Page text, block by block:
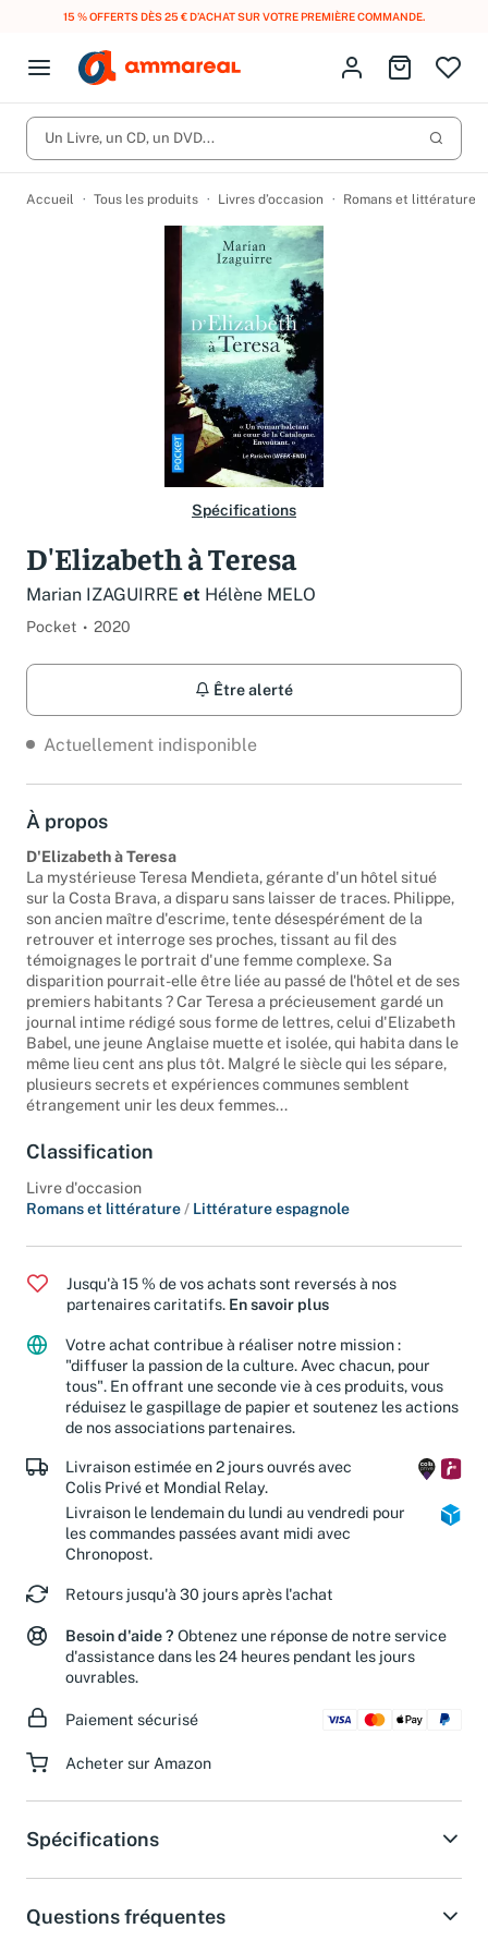
15 % OFFERTS DÈS 25 € D’ACHAT SUR VOTRE PREMIÈRE COMMANDE.
Open menu
Fermer le menu
CD d'occasion
DVD d'occasion
Lancer
Vous n'avez pas trouvé l'article que vous cherchiez ?
Activez les notifications dans votre compte pour être alerté dès
qu'il est en stock.
Créer une alerte
Identifiez-vous
Aller au
Un Livre, un CD, un DVD...
Accueil Tous les produits Livres d’occasion Romans et littérature
Spécifications
D'Elizabeth à Teresa
Marian IZAGUIRRE et Hélène MELO
Pocket 2020
Être alerté
Actuellement indisponible
À propos
D'Elizabeth à Teresa
La mystérieuse Teresa Mendieta, gérante d'un hôtel situé
sur la Costa Brava, a disparu sans laisser de traces. Philippe,
son ancien maître d'escrime, tente désespérément de la
retrouver et interroge ses proches, tissant au fil des
témoignages le portrait d'une femme complexe. Sa
disparition pourrait-elle être liée au passé de l'hôtel et de ses
premiers habitants ? Car Teresa a précieusement gardé un
journal intime rédigé sous forme de lettres, celui d'Elizabeth
Babel, une jeune Anglaise muette et isolée, qui habita dans le
même lieu cent ans plus tôt. Malgré le siècle qui les sépare,
plusieurs secrets et expériences communes semblent
étrangement unir les deux femmes...
Classification
Livre d'occasion
Romans et littérature / Littérature espagnole
Jusqu'à 15 % de vos achats sont reversés à nos
partenaires caritatifs. En savoir plus
Votre achat contribue à réaliser notre mission :
"diffuser la passion de la culture. Avec chacun, pour
tous". En offrant une seconde vie à ces produits, vous
réduisez le gaspillage de papier et soutenez les actions
de nos associations partenaires.
Livraison estimée en 2 jours ouvrés avec
Colis Privé et Mondial Relay.
Livraison le lendemain du lundi au vendredi pour
les commandes passées avant midi avec
Chronopost.
Retours jusqu'à 30 jours après l'achat
Besoin d'aide ? Obtenez une réponse de notre service
d'assistance dans les 24 heures pendant les jours
ouvrables.
Paiement sécurisé
Acheter sur Amazon
Spécifications
Questions fréquentes